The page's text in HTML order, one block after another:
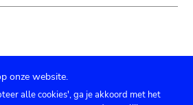
onze website.
alle cookies', ga je akkoord met het